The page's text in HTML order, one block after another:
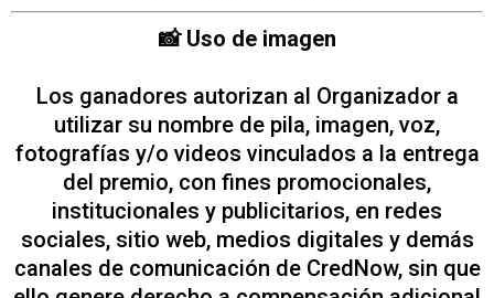
📸 Uso de imagen
Los ganadores autorizan al Organizador a
utilizar su nombre de pila, imagen, voz,
fotografías y/o videos vinculados a la entrega
del premio, con fines promocionales,
institucionales y publicitarios, en redes
sociales, sitio web, medios digitales y demás
canales de comunicación de CredNow, sin que